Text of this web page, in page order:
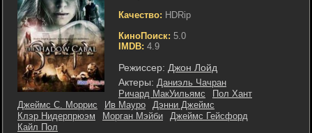
Качество: HDRip
КиноПоиск: 5.0
IMDB: 4.9
Режиссер: Джон Лойд
Актеры: Даниэль Чачран
Ричард МакУильямс
Пол Хант
Джеймс С. Моррис
Ив Мауро
Дэнни Джеймс
Клэр Нидерпрюэм
Морган Мэйби
Джеймс Гейсфорд
Кайл Пол